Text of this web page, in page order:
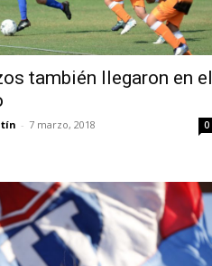
también llegaron en el
- 7 marzo, 2018 0